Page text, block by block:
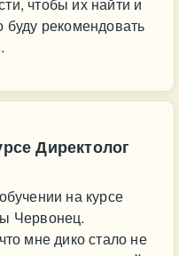
буду рекомендовать
Директолог
на курсе
Червонец.
мне дико стало не